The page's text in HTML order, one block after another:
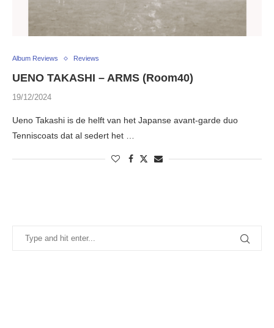
Album Reviews Reviews
UENO TAKASHI – ARMS (Room40)
19/12/2024
Ueno Takashi is de helft van het Japanse avant-garde duo
Tenniscoats dat al sedert het …